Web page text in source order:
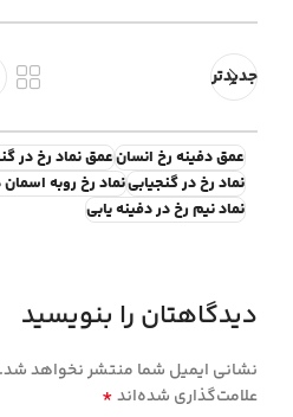
جدیدتر
عمق دفینه رخ انسانعمق نماد رخ در
نماد رخ در گنجیابینماد رخ روبه اسمان
نماد نیم رخ در دفینه یابی
دیدگاهتان را بنویسید
نشانی ایمیل شما منتشر نخواهد شد.
علامت‌گذاری شده‌اند*